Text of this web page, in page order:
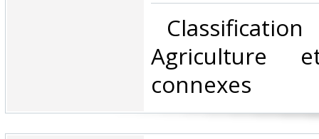
Agriculture
connexes‎